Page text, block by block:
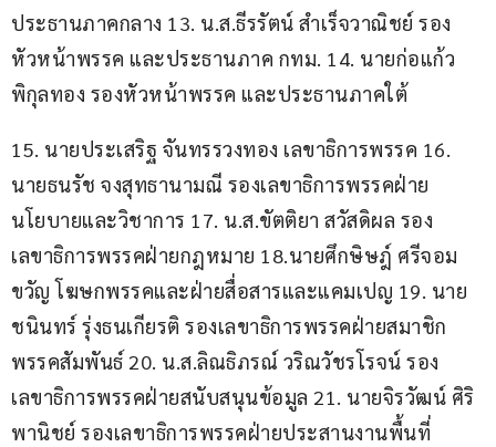
ประธานภาคกลาง 13. น.ส.ธีรรัตน์ สำเร็จวาณิชย์ รอง
หัวหน้าพรรค และประธานภาค กทม. 14. นายก่อแก้ว
พิกุลทอง รองหัวหน้าพรรค และประธานภาคใต้
15. นายประเสริฐ จันทรรวงทอง เลขาธิการพรรค 16.
นายธนรัช จงสุทธานามณี รองเลขาธิการพรรคฝ่าย
นโยบายและวิชาการ 17. น.ส.ขัตติยา สวัสดิผล รอง
เลขาธิการพรรคฝ่ายกฎหมาย 18.นายศึกษิษฎ์ ศรีจอม
ขวัญ โฆษกพรรคและฝ่ายสื่อสารและแคมเปญ 19. นาย
ชนินทร์ รุ่งธนเกียรติ รองเลขาธิการพรรคฝ่ายสมาชิก
พรรคสัมพันธ์ 20. น.ส.ลิณธิภรณ์ วริณวัชรโรจน์ รอง
เลขาธิการพรรคฝ่ายสนับสนุนข้อมูล 21. นายจิรวัฒน์ ศิริ
พานิชย์ รองเลขาธิการพรรคฝ่ายประสานงานพื้นที่